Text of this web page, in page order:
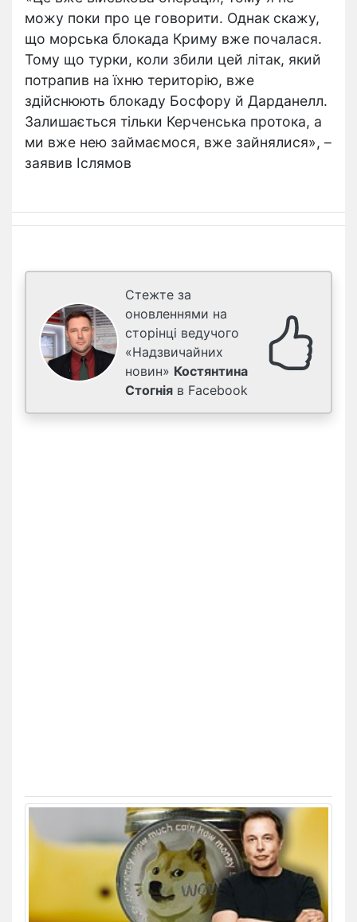
можу поки про це говорити. Однак скажу,
що морська блокада Криму вже почалася.
Тому що турки, коли збили цей літак, який
потрапив на їхню територію, вже
здійснюють блокаду Босфору й Дарданелл.
Залишається тільки Керченська протока, а
ми вже нею займаємося, вже зайнялися», –
заявив Іслямов
Стежте за
оновленнями на
сторінці ведучого
«Надзвичайних
новин» Костянтина
Стогнія в Facebook